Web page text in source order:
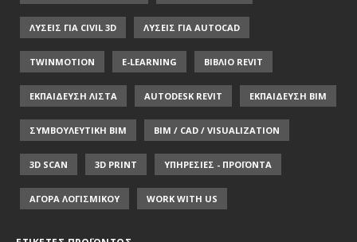
ΛΥΣΕΙΣ ΓΙΑ CIVIL 3D ΛΥΣΕΙΣ ΓΙΑ AUTOCAD
TWINMOTION E-LEARNING ΒΙΒΛΙΟ REVIT
ΕΚΠΑΙΔΕΥΣΗ ΛΙΣΤΑ AUTODESK REVIT ΕΚΠΑΙΔΕΥΣΗ ΒΙΜ
ΣΥΜΒΟΥΛΕΥΤΙΚΗ ΒΙΜ BIM / CAD / VISUALIZATION
3D SCAN 3D PRINT ΥΠΗΡΕΣΙΕΣ - ΠΡΟΪΟΝΤΑ
ΑΓΟΡΑ ΛΟΓΙΣΜΙΚΟΥ WORK WITH US